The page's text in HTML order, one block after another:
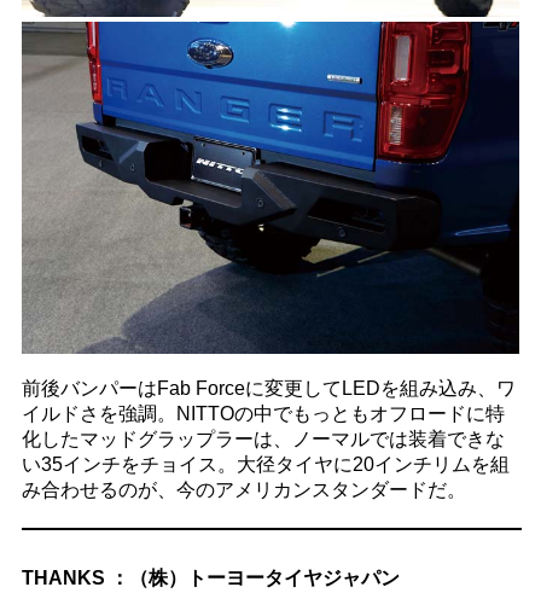
前後バンパーはFab Forceに変更してLEDを組み込み、ワ
イルドさを強調。NITTOの中でもっともオフロードに特
化したマッドグラップラーは、ノーマルでは装着できな
い35インチをチョイス。大径タイヤに20インチリムを組
み合わせるのが、今のアメリカンスタンダードだ。
THANKS ：（株）トーヨータイヤジャパン